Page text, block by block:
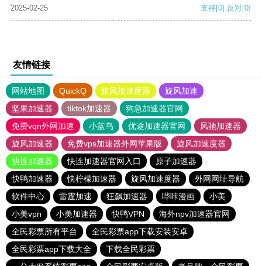
2025-02-25 支持[0] 反对[0]
友情链接
网站地图 QuickQ 旋风加速度器
旋风加速
坚果加速器
tiktok加速器
狗急加速器官网
免费vqn外网加速
小蓝鸟 优途加速器官网
风驰加速器
旋风加速器
免费vps加速器外网苹果版
旋风加速度器
快连加速器
快连加速器官网入口
原子加速器
快鸭加速器
快柠檬加速器 旋风加速度器
外网网址导航
软件中心
雷霆加速 狂飙加速器 哔咔漫画
小美
小美vpn
小美加速器 快鸭VPN
海外npv加速器官网
全民彩票所有平台
全民彩票app下载安装安卓
全民彩票app下载大全
下载全民彩票